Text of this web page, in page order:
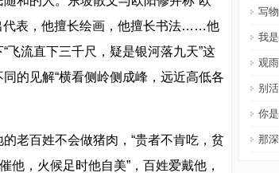
代表，他擅长绘画，他擅长书法……他
飞流直下三千尺，疑是银河落九天”这
的见解“横看侧岭侧成峰，远近高低各
老百姓不会做猪肉，“贵者不肯吃，贫
他，火候足时他自美”，百姓爱戴他，
写
我
观
别
你
那